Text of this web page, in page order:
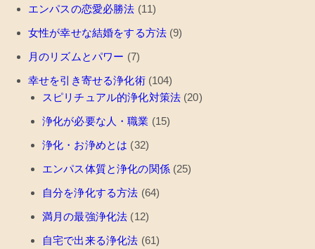
エンパスの恋愛必勝法 (11)
女性が幸せな結婚をする方法(9)
月のリズムとパワー (7)
幸せを引き寄せる浄化術(104)
スピリチュアル的浄化対策法(20)
浄化が必要な人・職業 (15)
浄化・お浄めとは (32)
エンパス体質と浄化の関係(25)
自分を浄化する方法 (64)
満月の最強浄化法 (12)
自宅で出来る浄化法 (61)